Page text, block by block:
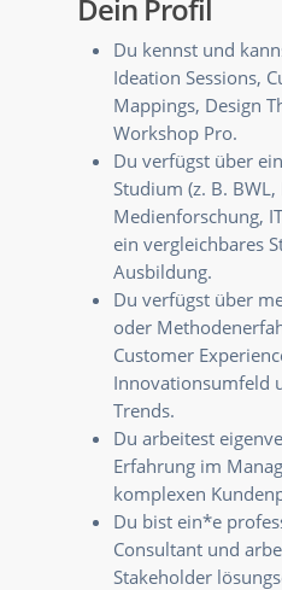
Dein Profil
Du kennst und
Ideation Sessions,
Mappings, Design
Workshop Pro.
Du verfügst über
Studium (z. B.
Medienforschung,
ein vergleichbares
Ausbildung.
Du verfügst über
oder
Customer
Innovationsumfeld
Trends.
Du arbeitest
Erfahrung im
komplexen
Du bist ein*e
Consultant und
Stakeholder